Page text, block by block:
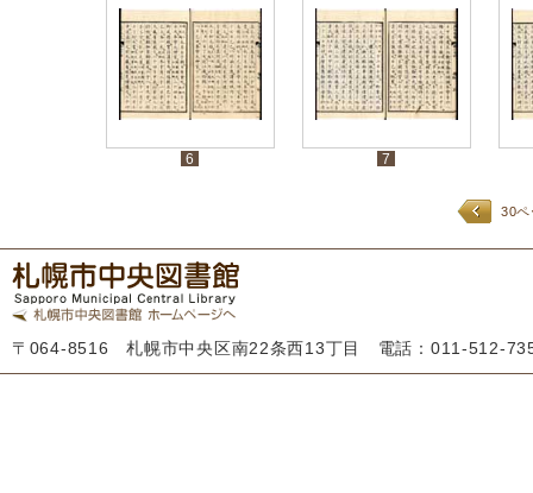
6 7
30ペ
〒064-8516 札幌市中央区南22条西13丁目 電話：011-512-